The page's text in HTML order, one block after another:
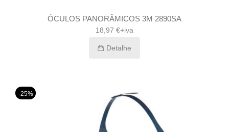
ÓCULOS PANORÂMICOS 3M 2890SA
18,97 €+iva
Detalhe
-25%